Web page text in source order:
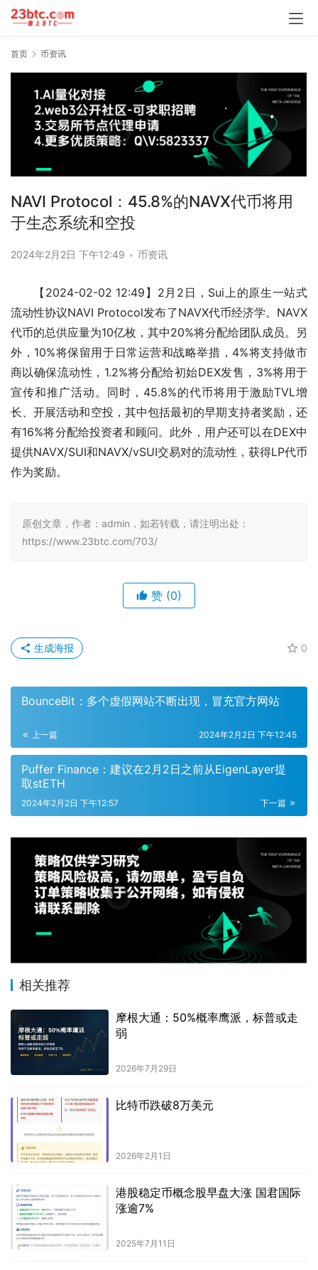
首页 币资讯
NAVI Protocol：45.8%的NAVX代币将用
于生态系统和空投
2024年2月2日 下午12:49 • 币资讯
【2024-02-02 12:49】2月2日，Sui上的原生一站式
流动性协议NAVI Protocol发布了NAVX代币经济学。NAVX
代币的总供应量为10亿枚，其中20%将分配给团队成员。另
外，10%将保留用于日常运营和战略举措，4%将支持做市
商以确保流动性，1.2%将分配给初始DEX发售，3%将用于
宣传和推广活动。同时，45.8%的代币将用于激励TVL增
长、开展活动和空投，其中包括最初的早期支持者奖励，还
有16%将分配给投资者和顾问。此外，用户还可以在DEX中
提供NAVX/SUI和NAVX/vSUI交易对的流动性，获得LP代币
作为奖励。
原创文章，作者：admin，如若转载，请注明出处：
https://www.23btc.com/703/
赞 (0)
0
生成海报
BounceBit：多个虚假网站不断出现，冒充官方网站
上一篇 2024年2月2日 下午12:45
Puffer Finance：建议在2月2日之前从EigenLayer提
取stETH
下一篇
2024年2月2日 下午12:57
相关推荐
摩根大通：50%概率鹰派，标普或走
弱
2026年7月29日
比特币跌破8万美元
2026年2月1日
港股稳定币概念股早盘大涨 国君国际
涨逾7%
2025年7月11日